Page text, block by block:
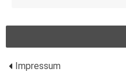
Impressum